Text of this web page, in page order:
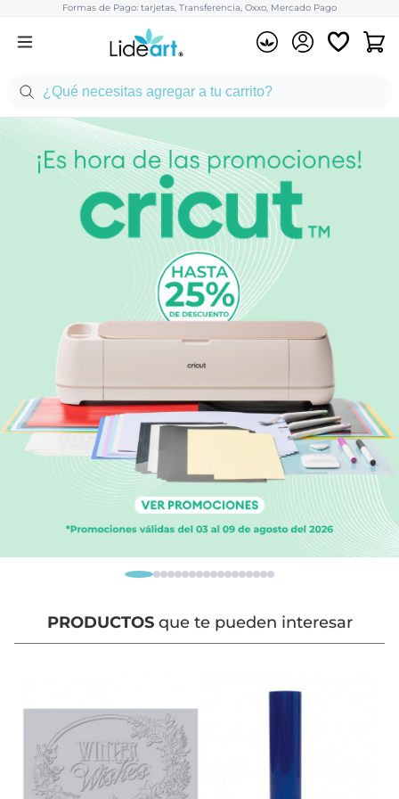
Formas de Pago: tarjetas, Transferencia, Oxxo, Mercado Pago
PRODUCTOSque te pueden interesar